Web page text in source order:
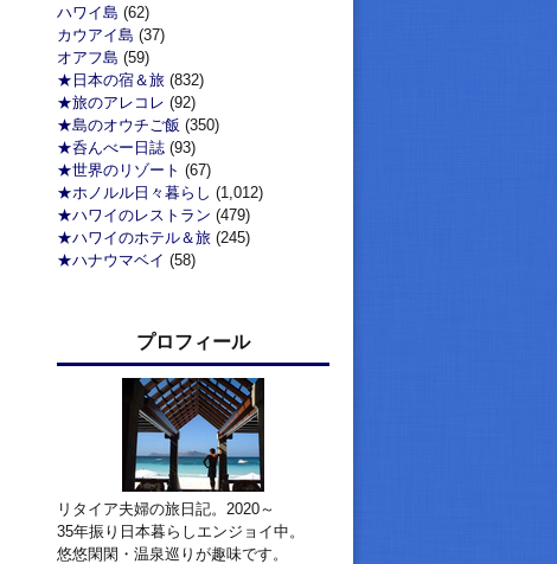
ハワイ島 (62)
カウアイ島 (37)
オアフ島 (59)
★日本の宿＆旅 (832)
★旅のアレコレ (92)
★島のオウチご飯 (350)
★呑んべー日誌 (93)
★世界のリゾート (67)
★ホノルル日々暮らし (1,012)
★ハワイのレストラン (479)
★ハワイのホテル＆旅 (245)
★ハナウマベイ (58)
プロフィール
リタイア夫婦の旅日記。2020～
35年振り日本暮らしエンジョイ中。
悠悠閑閑・温泉巡りが趣味です。